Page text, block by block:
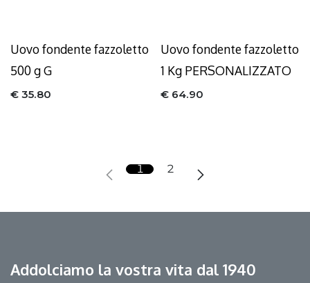
Uovo fondente fazzoletto
500 g G
€ 35.80
Uovo fondente fazzoletto
1 Kg PERSONALIZZATO
€ 64.90
1 2
Addolciamo la vostra vita dal 1940